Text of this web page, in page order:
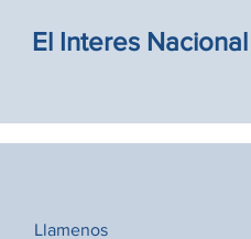
El Interes Nacional
Llamenos